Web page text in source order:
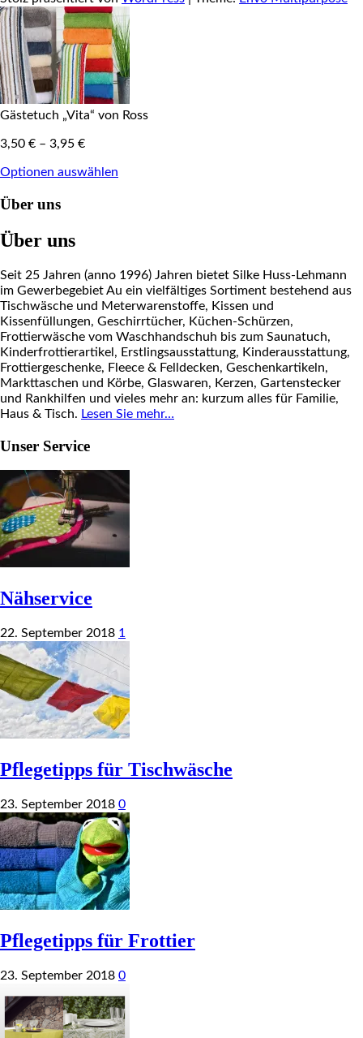
Gästetuch „Vita“ von Ross
3,50 € – 3,95 €
Optionen auswählen
Über uns
Über uns
Seit 25 Jahren (anno 1996) Jahren bietet Silke Huss-Lehmann
im Gewerbegebiet Au ein vielfältiges Sortiment bestehend aus
Tischwäsche und Meterwarenstoffe, Kissen und
Kissenfüllungen, Geschirrtücher, Küchen-Schürzen,
Frottierwäsche vom Waschhandschuh bis zum Saunatuch,
Kinderfrottierartikel, Erstlingsausstattung, Kinderausstattung,
Frottiergeschenke, Fleece & Felldecken, Geschenkartikeln,
Markttaschen und Körbe, Glaswaren, Kerzen, Gartenstecker
und Rankhilfen und vieles mehr an: kurzum alles für Familie,
Haus & Tisch. Lesen Sie mehr…
Unser Service
Nähservice
22. September 2018 1
Pflegetipps für Tischwäsche
23. September 2018 0
Pflegetipps für Frottier
23. September 2018 0